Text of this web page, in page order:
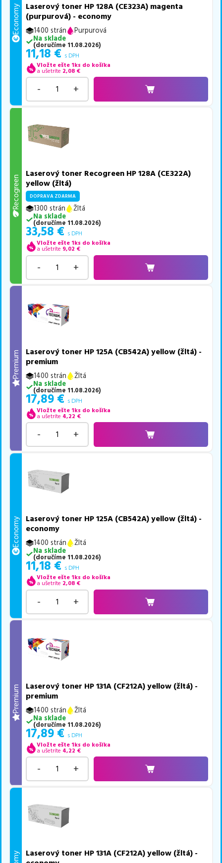
Economy
Laserový toner HP 128A (CE323A) magenta
(purpurová) - economy
1400 strán
Purpurová
Na sklade
(doručíme 11.08.2026)
11,18 € s DPH
Vložte ešte 1ks do košíka
a ušetríte 2,08 €
- +
Recogreen
Laserový toner Recogreen HP 128A (CE322A)
yellow (žltá)
DOPRAVA ZDARMA
1300 strán
Žltá
Na sklade
(doručíme 11.08.2026)
33,58 € s DPH
Vložte ešte 1ks do košíka
a ušetríte 9,02 €
- +
Premium
Laserový toner HP 125A (CB542A) yellow (žltá) -
premium
1400 strán
Žltá
Na sklade
(doručíme 11.08.2026)
17,89 € s DPH
Vložte ešte 1ks do košíka
a ušetríte 4,22 €
- +
Economy
Laserový toner HP 125A (CB542A) yellow (žltá) -
economy
1400 strán
Žltá
Na sklade
(doručíme 11.08.2026)
11,18 € s DPH
Vložte ešte 1ks do košíka
a ušetríte 2,08 €
- +
Premium
Laserový toner HP 131A (CF212A) yellow (žltá) -
premium
1400 strán
Žltá
Na sklade
(doručíme 11.08.2026)
17,89 € s DPH
Vložte ešte 1ks do košíka
a ušetríte 4,22 €
- +
Laserový toner HP 131A (CF212A) yellow (žltá) -